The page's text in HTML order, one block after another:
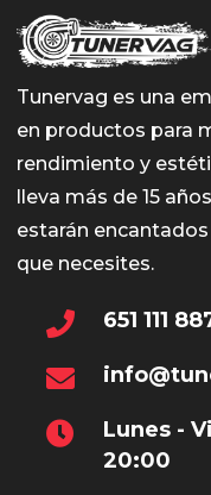
Tunervag es una
en productos para
rendimiento y
lleva más de 15
estarán
que necesites.
651 111
Lunes -
20:00